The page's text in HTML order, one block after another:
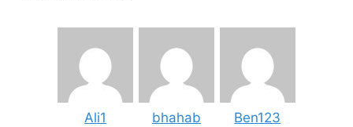
Ali1 bhahab Ben123